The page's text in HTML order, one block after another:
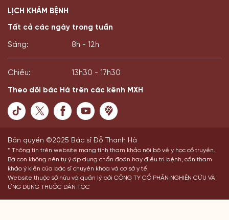
LỊCH KHÁM BỆNH
Tất cả các ngày trong tuần
Sáng: 8h - 12h
Chiều: 13h30 - 17h30
Theo dõi bác Hà trên các kênh MXH
Bản quyền ©2025 Bác sĩ Đỗ Thanh Hà
* Thông tin trên website mang tính tham khảo nội bộ về y học cổ truyền.
Bà con không nên tự ý áp dụng chẩn đoán hay điều trị bệnh, cần tham
khảo ý kiến của bác sĩ chuyên khoa và cơ sở y tế.
Website thuộc sở hữu và quản lý bởi CÔNG TY CỔ PHẦN NGHIÊN CỨU VÀ
ỨNG DỤNG THUỐC DÂN TỘC